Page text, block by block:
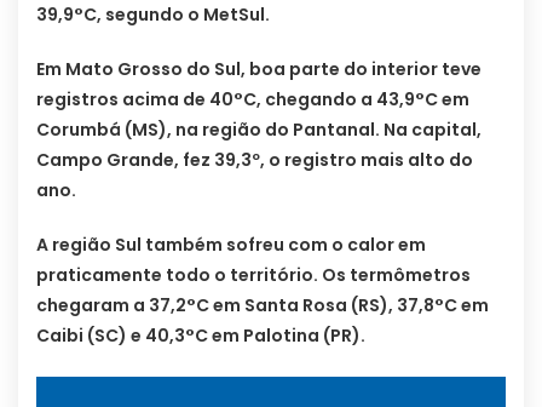
39,9°C, segundo o MetSul.
Em Mato Grosso do Sul, boa parte do interior teve
registros acima de 40°C, chegando a 43,9°C em
Corumbá (MS), na região do Pantanal. Na capital,
Campo Grande, fez 39,3º, o registro mais alto do
ano.
A região Sul também sofreu com o calor em
praticamente todo o território. Os termômetros
chegaram a 37,2°C em Santa Rosa (RS), 37,8°C em
Caibi (SC) e 40,3°C em Palotina (PR).